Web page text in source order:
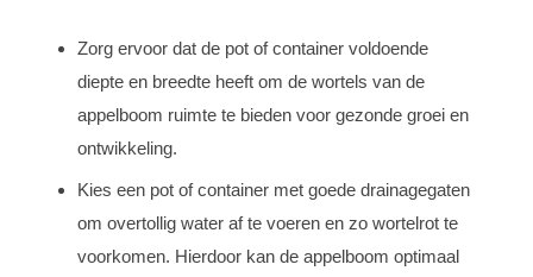
Zorg ervoor dat de pot of container voldoende
diepte en breedte heeft om de wortels van de
appelboom ruimte te bieden voor gezonde groei en
ontwikkeling.
Kies een pot of container met goede drainagegaten
om overtollig water af te voeren en zo wortelrot te
voorkomen. Hierdoor kan de appelboom optimaal